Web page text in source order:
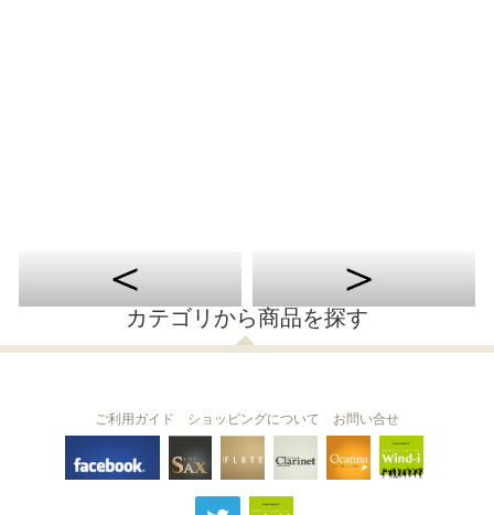
カテゴリから商品を探す
ご利用ガイド ショッピングについて お問い合せ